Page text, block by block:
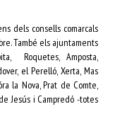
dels consells comarcals
També els ajuntaments
Roquetes, Amposta,
el Perelló, Xerta, Mas
la Nova, Prat de Comte,
Jesús i Campredó -totes